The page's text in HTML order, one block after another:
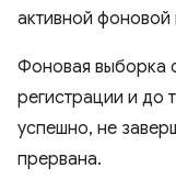
активной
Фоновая выборка
регистрации и до
успешно, не
прервана.